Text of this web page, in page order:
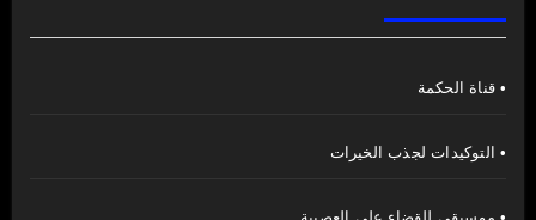
• قناة الحكمة
• التوكيدات لجذب الخيرات